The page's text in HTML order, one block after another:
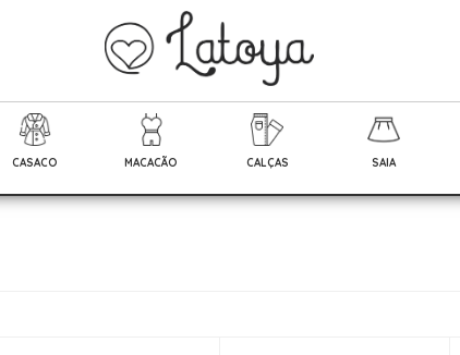
CASACO MACACÃO CALÇAS SAIA